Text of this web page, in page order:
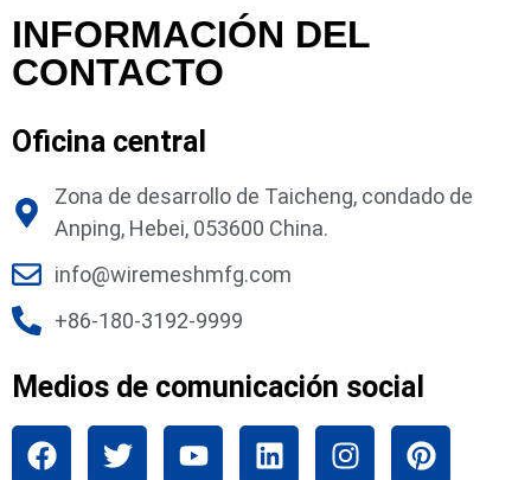
INFORMACIÓN DEL
CONTACTO
Oficina central
Zona de desarrollo de Taicheng, condado de
Anping, Hebei, 053600 China.
info@wiremeshmfg.com
+86-180-3192-9999
Medios de comunicación social